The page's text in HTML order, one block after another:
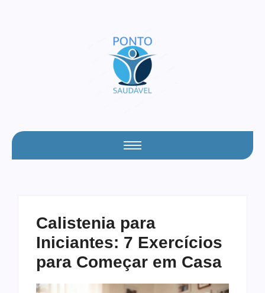
Calistenia para
Iniciantes: 7 Exercícios
para Começar em Casa